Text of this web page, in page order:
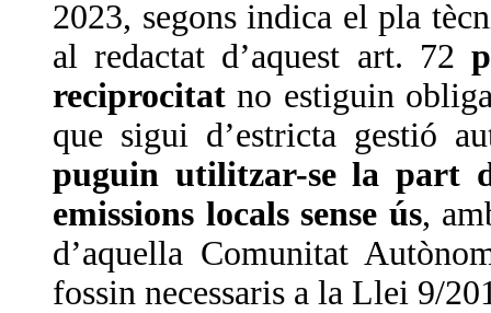
2023, segons indica el pla
al redactat d’aquest art. 72
reciprocitat no estiguin
que sigui d’estricta gestió
puguin utilitzar-se la part
emissions locals sense ús,
d’aquella Comunitat
fossin necessaris a la Llei 9/